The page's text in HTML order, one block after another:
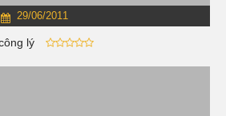
29/06/2011
lý